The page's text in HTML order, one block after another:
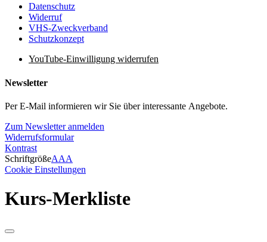
Datenschutz
Widerruf
VHS-Zweckverband
Schutzkonzept
YouTube-Einwilligung widerrufen
Newsletter
Per E-Mail informieren wir Sie über interessante Angebote.
Zum Newsletter anmelden
Widerrufsformular
Kontrast
SchriftgrößeAAA
Cookie Einstellungen
Kurs-Merkliste